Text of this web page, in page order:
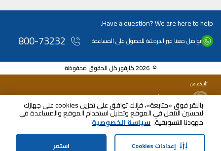
بالنقر فوق «متابعة»، فإنك توافق على تخزين cookies على جهازك
لتحسين التنقل في الموقع وتحليل استخدام الموقع والمساعدة في
جهودنا التسويقية. سياسة الخصوصية
استمر إعدادات Cookies
Have a question? We are here to help.
تواصل معنا عبر الدردشة للحصول على المساعدة 800-73232
© 2026 كارفور كل الحقوق محفوظة